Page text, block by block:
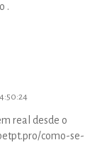
.
real desde o
como-se-